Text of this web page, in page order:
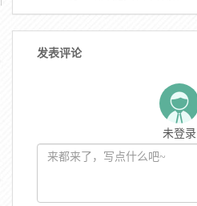
发表评论
未登录